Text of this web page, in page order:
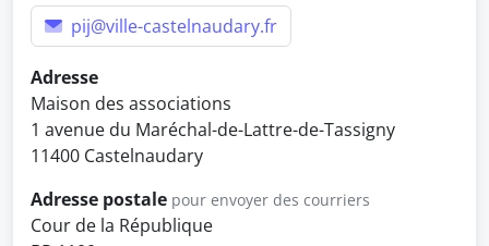
pij@ville-castelnaudary.fr
Adresse
Maison des associations
1 avenue du Maréchal-de-Lattre-de-Tassigny
11400 Castelnaudary
Adresse postale pour envoyer des courriers
Cour de la République